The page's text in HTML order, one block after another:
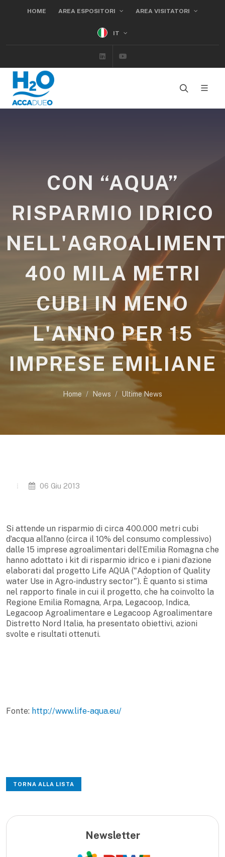
HOME AREA ESPOSITORI AREA VISITATORI
IT
Linkedin
CON “AQUA”
RISPARMIO IDRICO
400 MILA METRI
CUBI IN MENO
L'ANNO PER 15
IMPRESE EMILIANE
Home News Ultime News
06 Giu 2013
Si attende un risparmio di circa 400.000 metri cubi
d’acqua all’anno (circa il 10% del consumo complessivo)
dalle 15 imprese agroalimentari dell’Emilia Romagna che
hanno adottato i kit di risparmio idrico e i piani d’azione
elaborati dal progetto Life AQUA ("Adoption of Quality
water Use in Agro‐industry sector"). È quanto si stima
nel rapporto finale in cui il progetto, che ha coinvolto la
Regione Emilia Romagna, Arpa, Legacoop, Indica,
Legacoop Agroalimentare e Legacoop Agroalimentare
Distretto Nord Italia, ha presentato obiettivi, azioni
svolte e risultati ottenuti.
Fonte: http://www.life-aqua.eu/
TORNA ALLA LISTA
Newsletter